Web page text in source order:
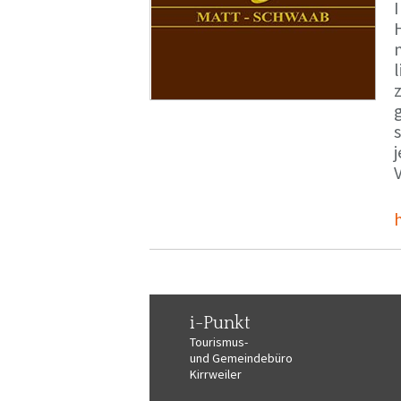
i-Punkt
Tourismus-
und Gemeindebüro
Kirrweiler